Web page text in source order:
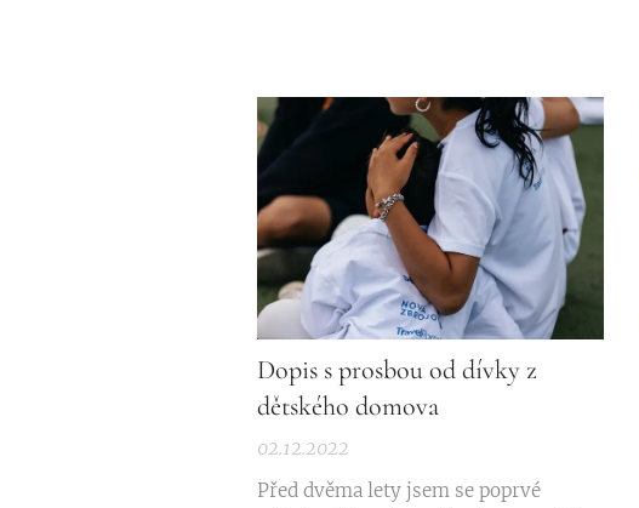
Dopis s prosbou od dívky z
dětského domova
02.12.2022
Před dvěma lety jsem se poprvé